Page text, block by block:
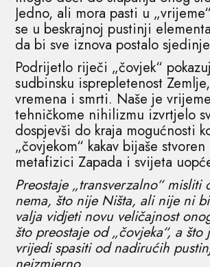
Jedno, ali mora pasti u
se u beskrajnoj pustinji
da bi sve iznova postalo
Podrijetlo riječi „čovjek“
sudbinsku isprepletenost
vremena i smrti. Naše je
tehničkome nihilizmu izvrtjelo
dospjevši do kraja mogućnosti
„čovjekom“ kakav bijaše
metafizici Zapada i svijeta
Preostaje „transverzalno“ misliti
nema, što nije Ništa, ali nije ni
valja vidjeti novu veličajnost
što preostaje od „čovjeka“, a
vrijedi spasiti od nadirućih